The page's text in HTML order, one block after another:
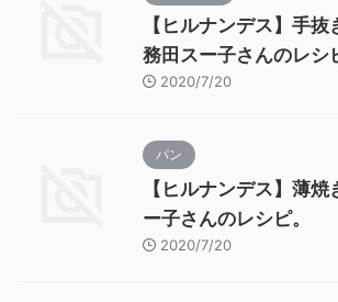
【ヒルナンデス】手
務田スー子さんのレシ
2020/7/20
パン
【ヒルナンデス】薄
ー子さんのレシピ。
2020/7/20